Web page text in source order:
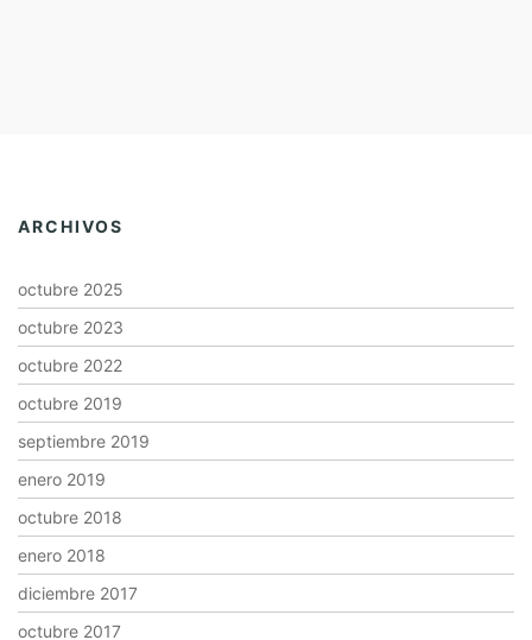
ARCHIVOS
octubre 2025
octubre 2023
octubre 2022
octubre 2019
septiembre 2019
enero 2019
octubre 2018
enero 2018
diciembre 2017
octubre 2017